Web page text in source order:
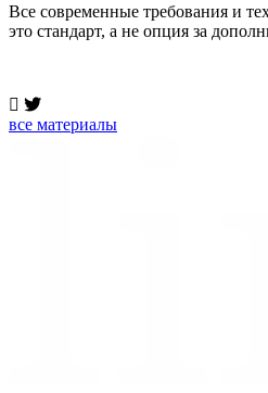
Все современные требования и
это стандарт, а не опция за
все материалы